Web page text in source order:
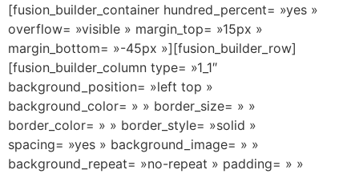
[fusion_builder_container hundred_percent= »yes »
overflow= »visible » margin_top= »15px »
margin_bottom= »-45px »][fusion_builder_row]
[fusion_builder_column type= »1_1″
background_position= »left top »
background_color= » » border_size= » »
border_color= » » border_style= »solid »
spacing= »yes » background_image= » »
background_repeat= »no-repeat » padding= » »